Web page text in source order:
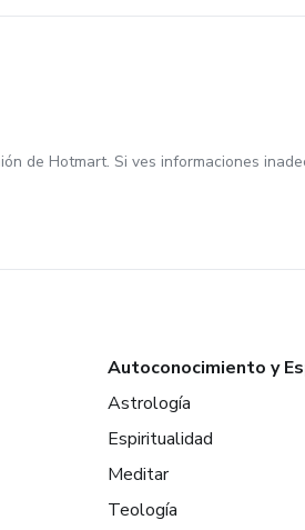
de Hotmart. Si ves informaciones
Autoconocimiento y
Astrología
Espiritualidad
Meditar
Teología